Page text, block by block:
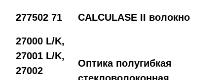
277502 71 CALCULASE II волокно
27000 L/K,
27001 L/K,
27002
Оптика полугибкая